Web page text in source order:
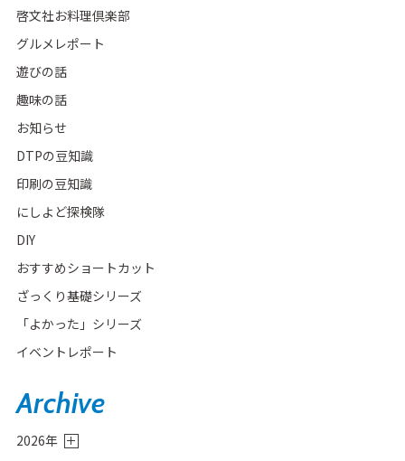
啓文社お料理倶楽部
グルメレポート
遊びの話
趣味の話
お知らせ
DTPの豆知識
印刷の豆知識
にしよど探検隊
DIY
おすすめショートカット
ざっくり基礎シリーズ
「よかった」シリーズ
イベントレポート
Archive
2026年